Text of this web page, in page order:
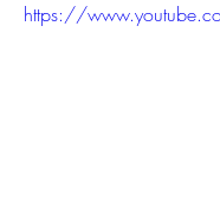
https://